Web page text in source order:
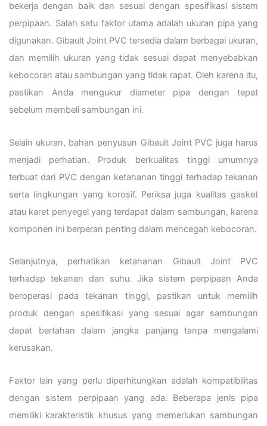
bekerja dengan baik dan sesuai dengan spesifikasi sistem
perpipaan. Salah satu faktor utama adalah ukuran pipa yang
digunakan. Gibault Joint PVC tersedia dalam berbagai ukuran,
dan memilih ukuran yang tidak sesuai dapat menyebabkan
kebocoran atau sambungan yang tidak rapat. Oleh karena itu,
pastikan Anda mengukur diameter pipa dengan tepat
sebelum membeli sambungan ini.
Selain ukuran, bahan penyusun Gibault Joint PVC juga harus
menjadi perhatian. Produk berkualitas tinggi umumnya
terbuat dari PVC dengan ketahanan tinggi terhadap tekanan
serta lingkungan yang korosif. Periksa juga kualitas gasket
atau karet penyegel yang terdapat dalam sambungan, karena
komponen ini berperan penting dalam mencegah kebocoran.
Selanjutnya, perhatikan ketahanan Gibault Joint PVC
terhadap tekanan dan suhu. Jika sistem perpipaan Anda
beroperasi pada tekanan tinggi, pastikan untuk memilih
produk dengan spesifikasi yang sesuai agar sambungan
dapat bertahan dalam jangka panjang tanpa mengalami
kerusakan.
Faktor lain yang perlu diperhitungkan adalah kompatibilitas
dengan sistem perpipaan yang ada. Beberapa jenis pipa
memiliki karakteristik khusus yang memerlukan sambungan